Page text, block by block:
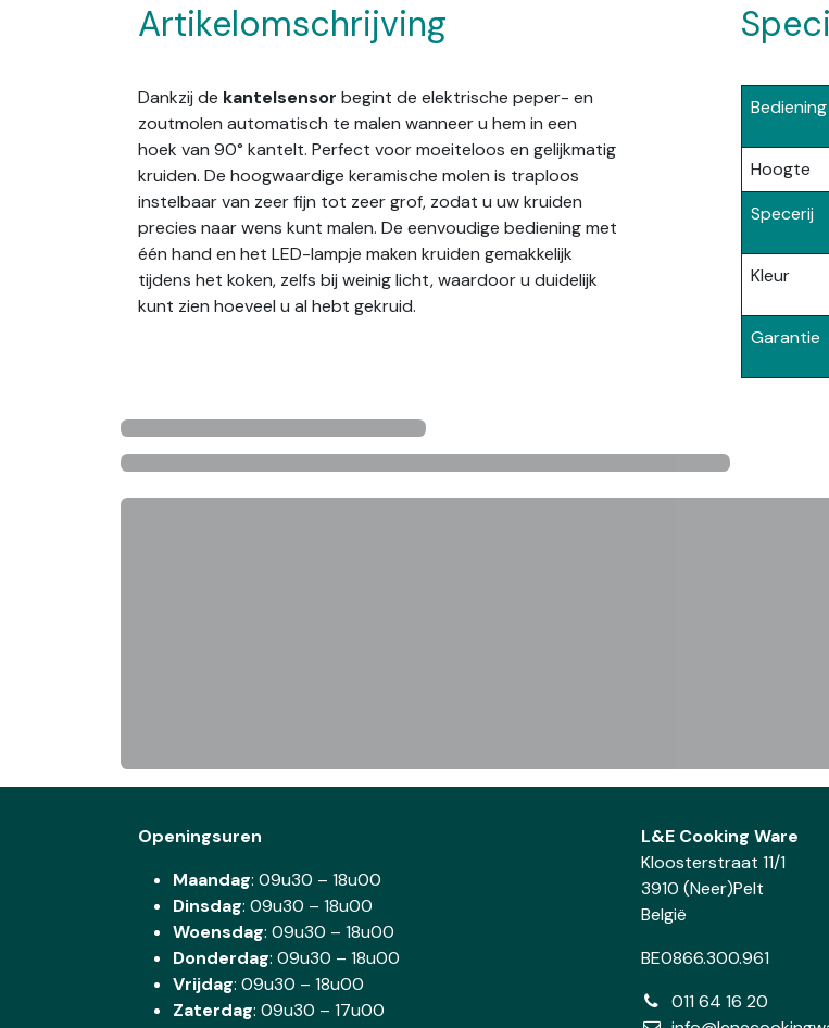
Artikelomschrijving
Dankzij de kantelsensor begint de elektrische peper- en
zoutmolen automatisch te malen wanneer u hem in een
hoek van 90° kantelt. Perfect voor moeiteloos en gelijkmatig
kruiden. De hoogwaardige keramische molen is traploos
instelbaar van zeer fijn tot zeer grof, zodat u uw kruiden
precies naar wens kunt malen. De eenvoudige bediening met
één hand en het LED-lampje maken kruiden gemakkelijk
tijdens het koken, zelfs bij weinig licht, waardoor u duidelijk
kunt zien hoeveel u al hebt gekruid.
Bediening
Hoogte
Specerij
Kleur
Garantie
Openingsuren
Maandag: 09u30 – 18u00
Dinsdag: 09u30 – 18u00
Woensdag: 09u30 – 18u00
Donderdag: 09u30 – 18u00
Vrijdag: 09u30 – 18u00
Zaterdag: 09u30 – 17u00
L&E Cooking Ware
Kloosterstraat 11/1
3910 (Neer)Pelt
België
BE0866.300.961
011 64 16 20